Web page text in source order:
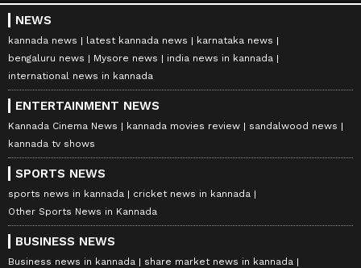
NEWS
kannada news latest kannada news
karnataka news
bengaluru news
Mysore news
india news in kannada
international news in kannada
ENTERTAINMENT NEWS
Kannada Cinema News kannada movies review
sandalwood news
kannada tv shows
SPORTS NEWS
sports news in kannada
cricket news in kannada
Other Sports News in Kannada
BUSINESS NEWS
Business news in kannada
share market news in kannada